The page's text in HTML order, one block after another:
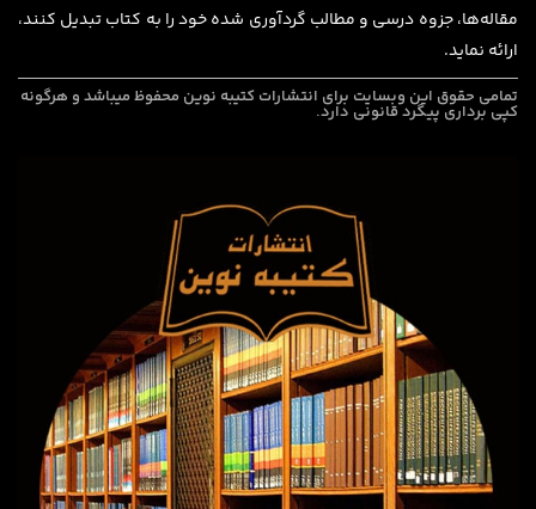
مقاله‌ها، جزوه درسی و مطالب گردآوری شده خود را به کتاب تبدیل کنند،
ارائه نماید.
تمامی حقوق این وبسایت برای انتشارات کتیبه نوین محفوظ میباشد و هرگونه
کپی برداری پیگرد قانونی دارد.